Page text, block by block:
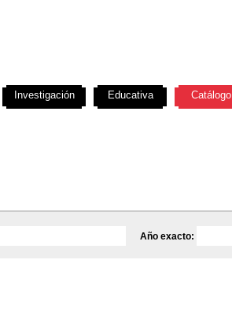
Año exacto:
Investigación Educativa Catálogo